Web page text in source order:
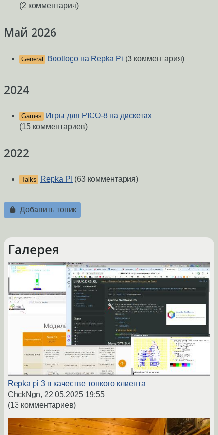
(2 комментария)
Май 2026
General Bootlogo на Repka Pi (3 комментария)
2024
Games
Игры для PICO-8 на дискетах
(15 комментариев)
2022
Talks Repka PI (63 комментария)
Добавить топик
Галерея
Repka pi 3 в качестве тонкого клиента
ChckNgn, 22.05.2025 19:55
(13 комментариев)